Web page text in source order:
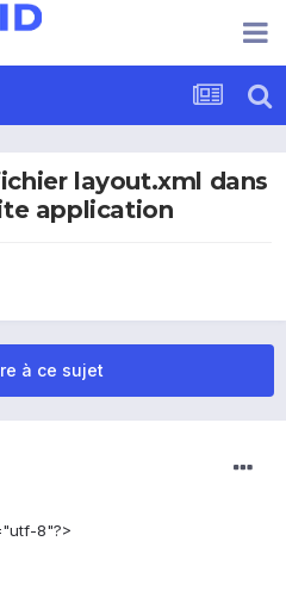
layout.xml dans
application
à ce sujet
8"?>